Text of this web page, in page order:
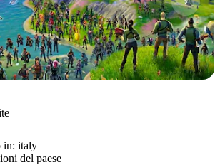
in: italy
del paese